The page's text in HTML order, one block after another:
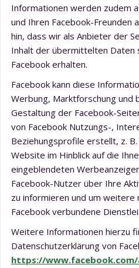
Informationen werden zudem
und Ihren Facebook-Freunden
hin, dass wir als Anbieter der
Inhalt der übermittelten Daten
Facebook erhalten.
Facebook kann diese
Werbung, Marktforschung und
Gestaltung der Facebook-
von Facebook Nutzungs-,
Beziehungsprofile erstellt, z.
Website im Hinblick auf die
eingeblendeten
Facebook-Nutzer über Ihre
zu informieren und um weitere
Facebook verbundene
Weitere Informationen hierzu
Datenschutzerklärung von
https://